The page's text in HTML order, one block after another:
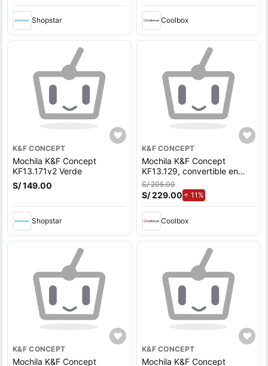
Shopstar Coolbox
K&F CONCEPT
Mochila K&F Concept
KF13.171v2 Verde
S/ 149.00
Shopstar
K&F CONCEPT
Mochila K&F Concept
KF13.129, convertible en
maletín, negro
S/ 205.00
S/ 229.00 11%de aumento.
Coolbox
K&F CONCEPT
Mochila K&F Concept
K&F CONCEPT
Mochila K&F Concept